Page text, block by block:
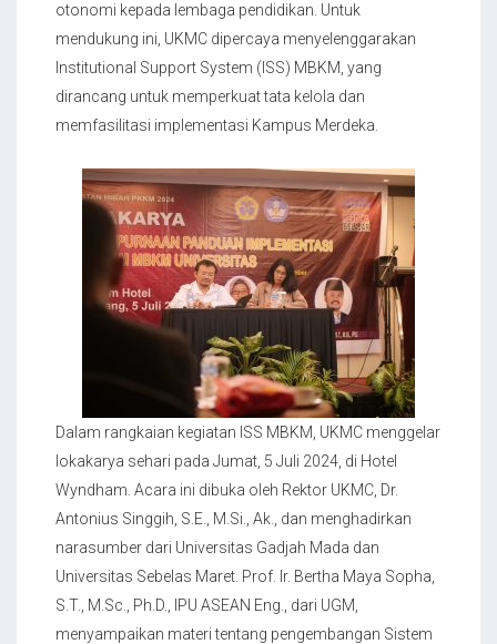
otonomi kepada lembaga pendidikan. Untuk
mendukung ini, UKMC dipercaya menyelenggarakan
Institutional Support System (ISS) MBKM, yang
dirancang untuk memperkuat tata kelola dan
memfasilitasi implementasi Kampus Merdeka.
Dalam rangkaian kegiatan ISS MBKM, UKMC menggelar
lokakarya sehari pada Jumat, 5 Juli 2024, di Hotel
Wyndham. Acara ini dibuka oleh Rektor UKMC, Dr.
Antonius Singgih, S.E., M.Si., Ak., dan menghadirkan
narasumber dari Universitas Gadjah Mada dan
Universitas Sebelas Maret. Prof. Ir. Bertha Maya Sopha,
S.T., M.Sc., Ph.D., IPU ASEAN Eng., dari UGM,
menyampaikan materi tentang pengembangan Sistem